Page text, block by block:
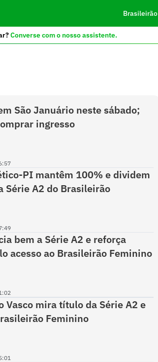
Brasileirão
Converse com o nosso assistente.
São Januário neste sábado;
ingresso
PI mantêm 100% e dividem
Série A2 do Brasileirão
bem a Série A2 e reforça
acesso ao Brasileirão Feminino
Vasco mira título da Série A2 e
Feminino